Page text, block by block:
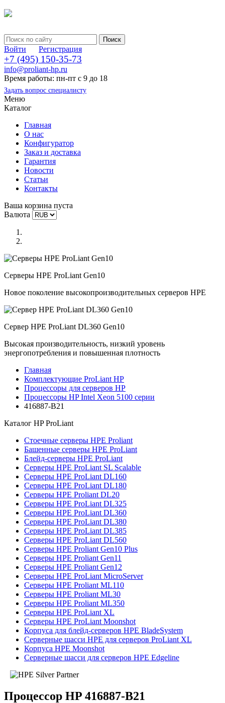
Войти Регистрация
+7 (495) 150-35-73
info@proliant-hp.ru
Время работы: пн-пт с 9 до 18
Задать вопрос специалисту
Меню
Каталог
Главная
О нас
Конфигуратор
Заказ и доставка
Гарантия
Новости
Статьи
Контакты
Ваша корзина пуста
Валюта
Серверы HPE ProLiant Gen10
Новое поколение высокопроизводительных серверов HPE
Сервер HPE ProLiant DL360 Gen10
Высокая производительность, низкий уровень
энергопотребления и повышенная плотность
Главная
Комплектующие ProLiant HP
Процессоры для серверов HP
Процессоры HP Intel Xeon 5100 серии
416887-B21
Каталог HP ProLiant
Стоечные серверы HPE Proliant
Башенные серверы HPE ProLiant
Блейд-серверы HPE ProLiant
Серверы HPE ProLiant SL Scalable
Серверы HPE ProLiant DL160
Серверы HPE ProLiant DL180
Серверы HPE Proliant DL20
Серверы HPE ProLiant DL325
Серверы HPE ProLiant DL360
Серверы HPE ProLiant DL380
Серверы HPE ProLiant DL385
Серверы HPE ProLiant DL560
Серверы HPE Proliant Gen10 Plus
Серверы HPE Proliant Gen11
Серверы HPE Proliant Gen12
Серверы HPE ProLiant MicroServer
Серверы HPE Proliant ML110
Серверы HPE Proliant ML30
Серверы HPE Proliant ML350
Серверы HPE ProLiant XL
Серверы HPE ProLiant Moonshot
Корпуса для блейд-серверов HPE BladeSystem
Серверные шасси HPE для серверов ProLiant XL
Корпуса HPE Moonshot
Серверные шасси для серверов HPE Edgeline
Процессор HP 416887-B21